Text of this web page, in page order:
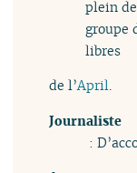
plein
groupe
libres
de l’April.
Journaliste
: